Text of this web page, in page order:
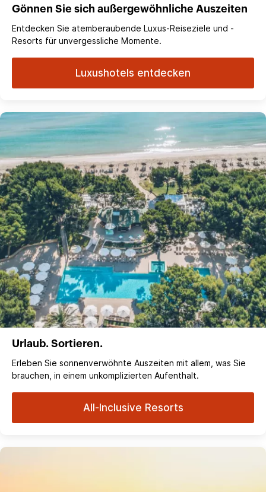
Gönnen Sie sich außergewöhnliche Auszeiten
Entdecken Sie atemberaubende Luxus-Reiseziele und -
Resorts für unvergessliche Momente.
Luxushotels entdecken
Urlaub. Sortieren.
Erleben Sie sonnenverwöhnte Auszeiten mit allem, was Sie
brauchen, in einem unkomplizierten Aufenthalt.
All-Inclusive Resorts